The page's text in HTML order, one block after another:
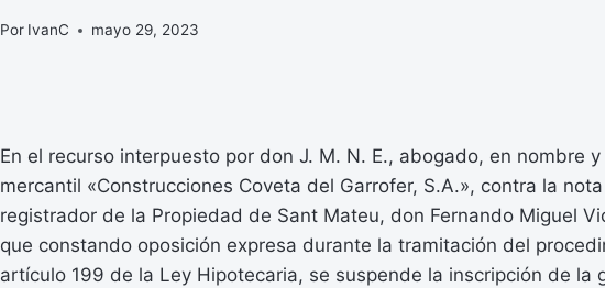
Por IvanC mayo 29, 2023
En el recurso interpuesto por don J. M. N. E., abogado, en nombre
mercantil «Construcciones Coveta del Garrofer, S.A.», contra la
registrador de la Propiedad de Sant Mateu, don Fernando Miguel
que constando oposición expresa durante la tramitación del
artículo 199 de la Ley Hipotecaria, se suspende la inscripción de la